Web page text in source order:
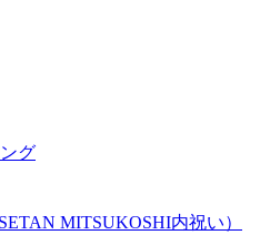
グ
MITSUKOSHI内祝い）